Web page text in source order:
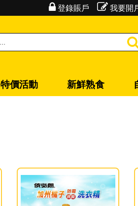
登錄賬戶 我要開
特價活動 新鮮熟食